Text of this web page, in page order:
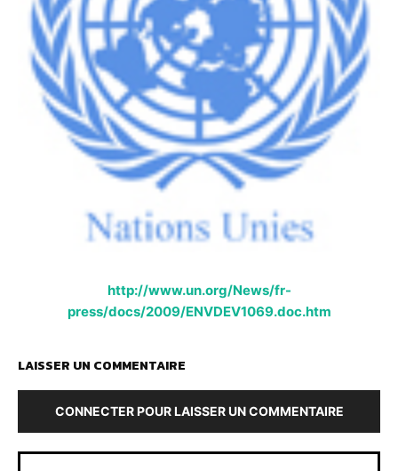
http://www.un.org/News/fr-
press/docs/2009/ENVDEV1069.doc.htm
LAISSER UN COMMENTAIRE
CONNECTER POUR LAISSER UN COMMENTAIRE